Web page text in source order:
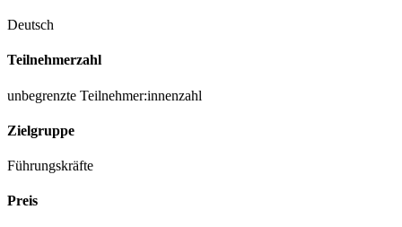
Deutsch
Teilnehmerzahl
unbegrenzte Teilnehmer:innenzahl
Zielgruppe
Führungskräfte
Preis